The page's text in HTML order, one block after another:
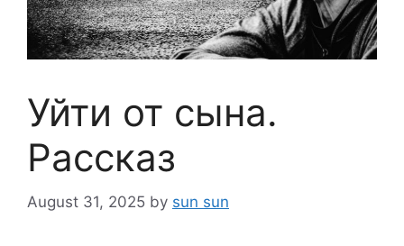
Уйти от сына.
Рассказ
August 31, 2025 by sun sun